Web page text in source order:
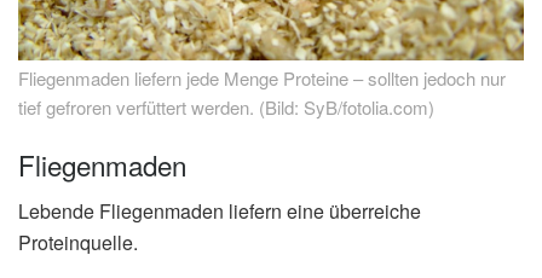
Fliegenmaden liefern jede Menge Proteine – sollten jedoch nur
tief gefroren verfüttert werden. (Bild: SyB/fotolia.com)
Fliegenmaden
Lebende Fliegenmaden liefern eine überreiche
Proteinquelle.